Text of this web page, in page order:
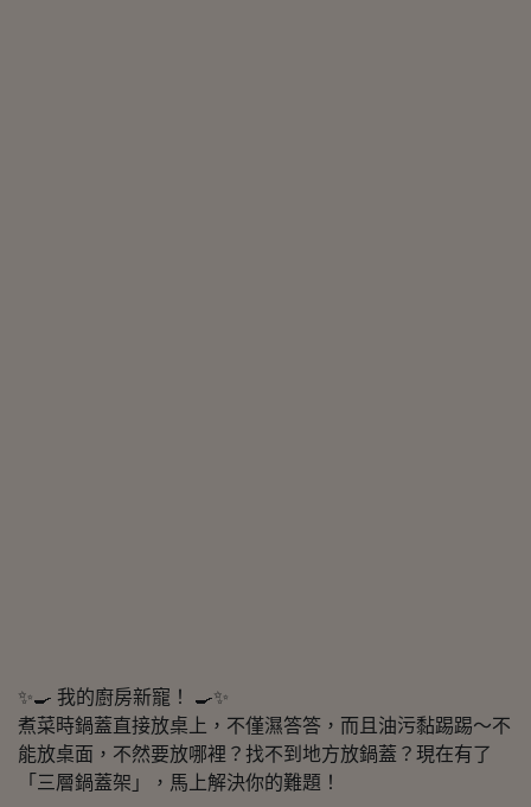
✨🍳 我的廚房新寵！ 🍳✨
煮菜時鍋蓋直接放桌上，不僅濕答答，而且油污黏踢踢～不
能放桌面，不然要放哪裡？找不到地方放鍋蓋？現在有了
「三層鍋蓋架」，馬上解決你的難題！